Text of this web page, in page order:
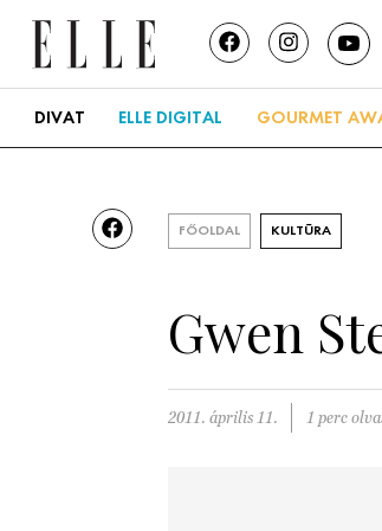
DIVAT ELLE DIGITAL GOURMET
FŐOLDAL KULTÚRA
Gwen
2011. április 11. 1 perc